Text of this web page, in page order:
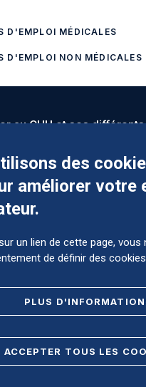
D'EMPLOI MÉDICALES
D'EMPLOI NON MÉDICALES
au CHU et ses différents
préparer mon
des
améliorer votre
un lien de cette page, vous
de définir des
PLUS
ACCEPTER TOUS LES